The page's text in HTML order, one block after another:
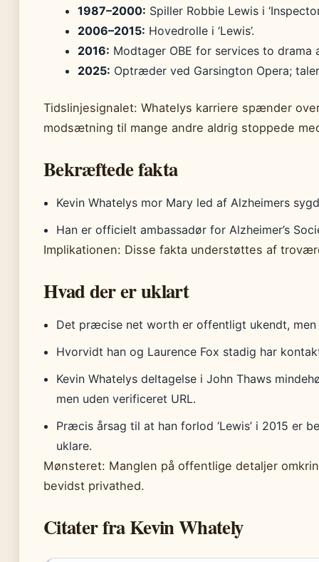
1987–2000: Spiller Robbie Lewis i
2006–2015: Hovedrolle i ‘Lewis’.
2016: Modtager OBE for services to drama
2025: Optræder ved Garsington Opera;
Tidslinjesignalet: Whatelys karriere spænder
modsætning til mange andre aldrig stoppede
Bekræftede fakta
Kevin Whatelys mor Mary led af Alzheimers
Han er officielt ambassadør for Alzheimer’s
Implikationen: Disse fakta understøttes af
Hvad der er uklart
Det præcise net worth er offentligt ukendt,
Hvorvidt han og Laurence Fox stadig har
Kevin Whatelys deltagelse i John Thaws
men uden verificeret URL.
Præcis årsag til at han forlod ‘Lewis’ i 2015 er
uklare.
Mønsteret: Manglen på offentlige detaljer
bevidst privathed.
Citater fra Kevin Whately